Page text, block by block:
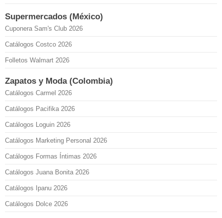
Supermercados (México)
Cuponera Sam's Club 2026
Catálogos Costco 2026
Folletos Walmart 2026
Zapatos y Moda (Colombia)
Catálogos Carmel 2026
Catálogos Pacifika 2026
Catálogos Loguin 2026
Catálogos Marketing Personal 2026
Catálogos Formas Íntimas 2026
Catálogos Juana Bonita 2026
Catálogos Ipanu 2026
Catálogos Dolce 2026